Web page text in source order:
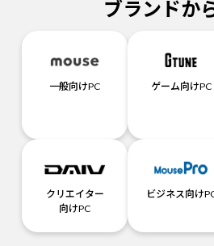
ブランドか
一般向けPC ゲーム向けPC
クリエイター
向けPC
ビジネス向け